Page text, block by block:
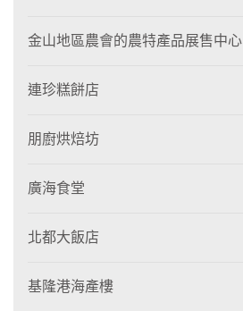
金山地區農會的農特產品展售中心
連珍糕餅店
朋廚烘焙坊
廣海食堂
北都大飯店
基隆港海產樓